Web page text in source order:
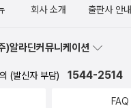
회사 소개 출판사 안내
)알라딘커뮤니케이션
(발신자 부담) 1544-2514
FAQ